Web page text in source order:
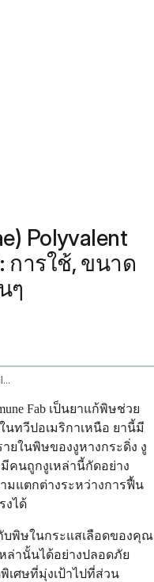
Polyvalent
การใช้, ขนาด
ๆ
Antivenin Crotalidae Polyvalent Immune Fab Intravenous Route
Fab เป็นยาแก้พิษช่วย
ทวีปอเมริกาเหนือ ยานี้มี
ยในพิษของงูหางกระดิ่ง งู
คนถูกงูเหล่านี้กัดอย่าง
มแตกต่างระหว่างการฟื้น
งได้
บพิษในกระแสเลือดของคุณ
ล่านั้นได้อย่างปลอดภัย
เศษที่มุ่งเป้าไปที่ส่วน